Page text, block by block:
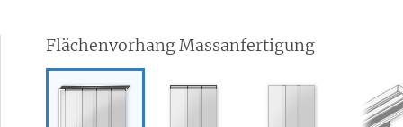
Flächenvorhang Massanfertigung